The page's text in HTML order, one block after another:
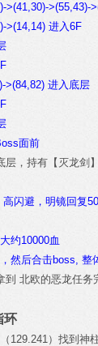
>(41,30)->(55,43)-
>(14,14) 进入6F
>(84,82) 进入底层
面前
层，持有【灭龙剑
高闪避，明镜回复
约10000血
然后合击boss, 整
到 北欧的恶龙任务
环
129.241）找到神